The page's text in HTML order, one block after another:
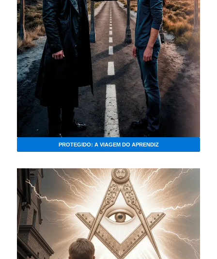
PROTEGIDO: A VIAGEM DO APRENDIZ